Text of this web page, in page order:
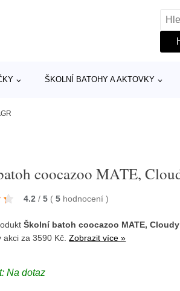
ŠKOLNÍ BATOHY A AKTOVKY
coocazoo MATE,
4.2 / 5 ( 5 hodnocení)
Školní batoh coocazoo MATE,
akci za 3590 Kč.Zobrazit více »
Na dotaz